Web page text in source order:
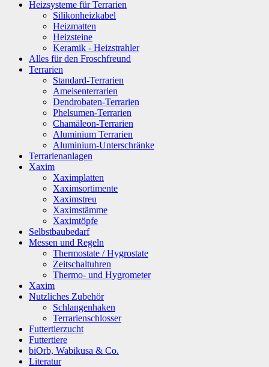
Heizsysteme für Terrarien
Silikonheizkabel
Heizmatten
Heizsteine
Keramik - Heizstrahler
Alles für den Froschfreund
Terrarien
Standard-Terrarien
Ameisenterrarien
Dendrobaten-Terrarien
Phelsumen-Terrarien
Chamäleon-Terrarien
Aluminium Terrarien
Aluminium-Unterschränke
Terrarienanlagen
Xaxim
Xaximplatten
Xaximsortimente
Xaximstreu
Xaximstämme
Xaximtöpfe
Selbstbaubedarf
Messen und Regeln
Thermostate / Hygrostate
Zeitschaltuhren
Thermo- und Hygrometer
Xaxim
Nutzliches Zubehör
Schlangenhaken
Terrarienschlosser
Futtertierzucht
Futtertiere
biOrb, Wabikusa & Co.
Literatur